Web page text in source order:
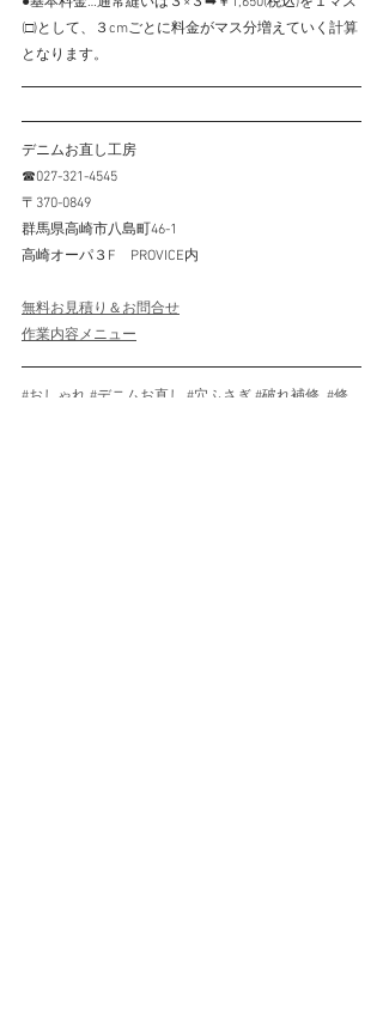
(□)として、３cmごとに料金がマス分増えていく計算
となります。
デニムお直し工房
☎027-321-4545
〒370-0849
群馬県高崎市八島町46-1
高崎オーパ３F　PROVICE内
無料お見積り＆お問合せ
作業内容メニュー
#おしゃれ #デニムお直し #穴ふさぎ #破れ補修 #修